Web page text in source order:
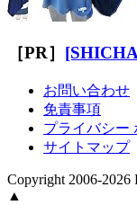
［PR］
お問い合わせ
免責事項
プライバシー
サイトマップ
Copyright 2006-2026
▲